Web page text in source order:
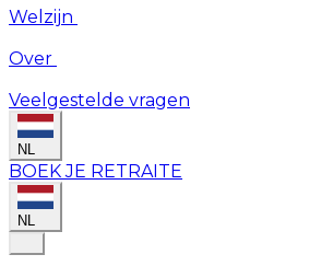
Welzijn
Over
Veelgestelde vragen
NL
BOEK JE RETRAITE
NL